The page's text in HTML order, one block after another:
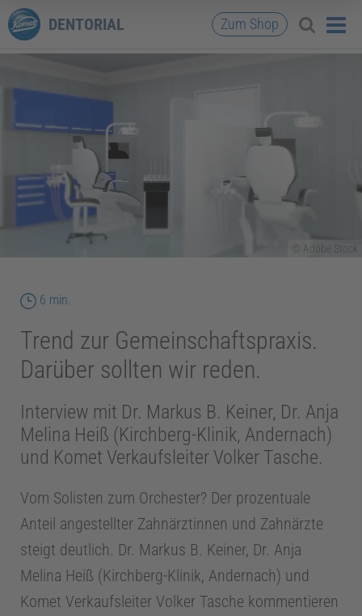
DENTORIAL Zum Shop
© Adobe Stock
Lesedauer
6 min.
Trend zur Gemeinschaftspraxis.
Darüber sollten wir reden.
Interview mit Dr. Markus B. Keiner, Dr. Anja
Melina Heiß (Kirchberg-Klinik, Andernach)
und Komet Verkaufsleiter Volker Tasche.
Vom Solisten zum Orchester? Der prozentuale
Anteil angestellter Zahnärztinnen und Zahnärzte
steigt deutlich. Dr. Markus B. Keiner, Dr. Anja
Melina Heiß (Kirchberg-Klinik, Andernach) und
Komet Verkaufsleiter Volker Tasche kommentieren